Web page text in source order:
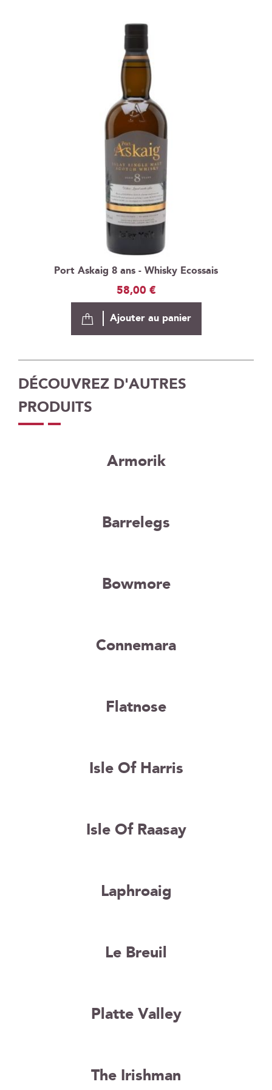
Port Askaig 8 ans - Whisky Ecossais
58,00 €
Ajouter au panier
DÉCOUVREZ D'AUTRES
PRODUITS
Armorik
Barrelegs
Bowmore
Connemara
Flatnose
Isle Of Harris
Isle Of Raasay
Laphroaig
Le Breuil
Platte Valley
The Irishman